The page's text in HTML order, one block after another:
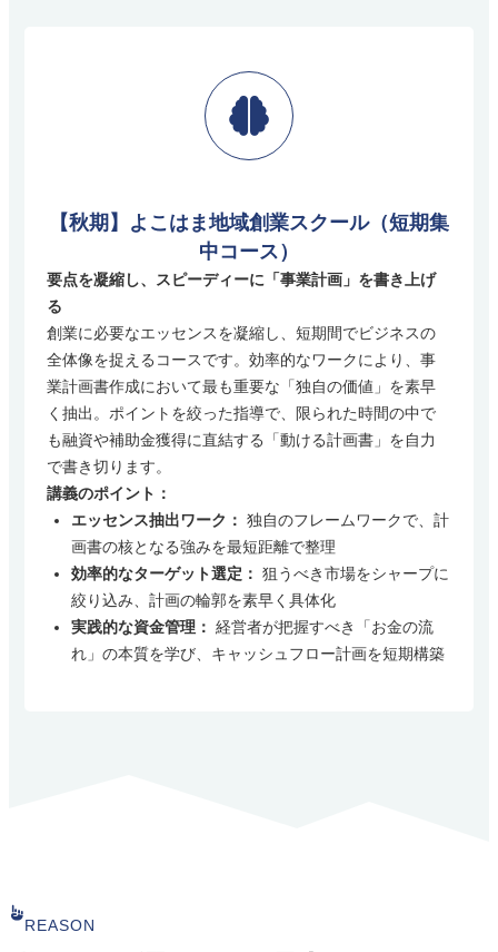
【秋期】よこはま地域創業スクール（短期集
中コース）
要点を凝縮し、スピーディーに「事業計画」を書き上げ
る
創業に必要なエッセンスを凝縮し、短期間でビジネスの
全体像を捉えるコースです。効率的なワークにより、事
業計画書作成において最も重要な「独自の価値」を素早
く抽出。ポイントを絞った指導で、限られた時間の中で
も融資や補助金獲得に直結する「動ける計画書」を自力
で書き切ります。
講義のポイント：
エッセンス抽出ワーク： 独自のフレームワークで、計
画書の核となる強みを最短距離で整理
効率的なターゲット選定： 狙うべき市場をシャープに
絞り込み、計画の輪郭を素早く具体化
実践的な資金管理： 経営者が把握すべき「お金の流
れ」の本質を学び、キャッシュフロー計画を短期構築
REASON